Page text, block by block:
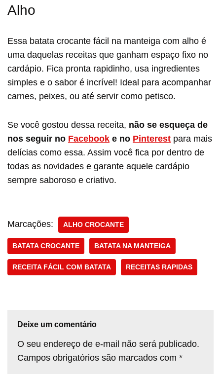
Alho
Essa batata crocante fácil na manteiga com alho é
uma daquelas receitas que ganham espaço fixo no
cardápio. Fica pronta rapidinho, usa ingredientes
simples e o sabor é incrível! Ideal para acompanhar
carnes, peixes, ou até servir como petisco.
Se você gostou dessa receita, não se esqueça de
nos seguir no Facebook e no Pinterest para mais
delícias como essa. Assim você fica por dentro de
todas as novidades e garante aquele cardápio
sempre saboroso e criativo.
Marcações: ALHO CROCANTE
BATATA CROCANTE BATATA NA MANTEIGA
RECEITA FÁCIL COM BATATA RECEITAS RAPIDAS
Deixe um comentário
O seu endereço de e-mail não será publicado.
Campos obrigatórios são marcados com *